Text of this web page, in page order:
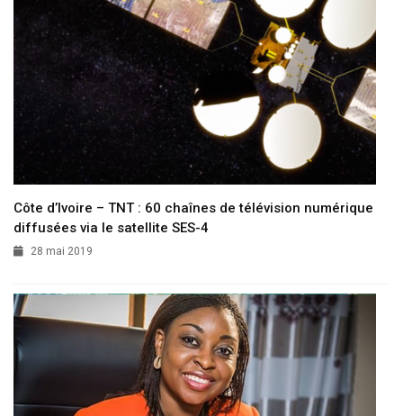
Côte d’Ivoire – TNT : 60 chaînes de télévision numérique
diffusées via le satellite SES-4
28 mai 2019